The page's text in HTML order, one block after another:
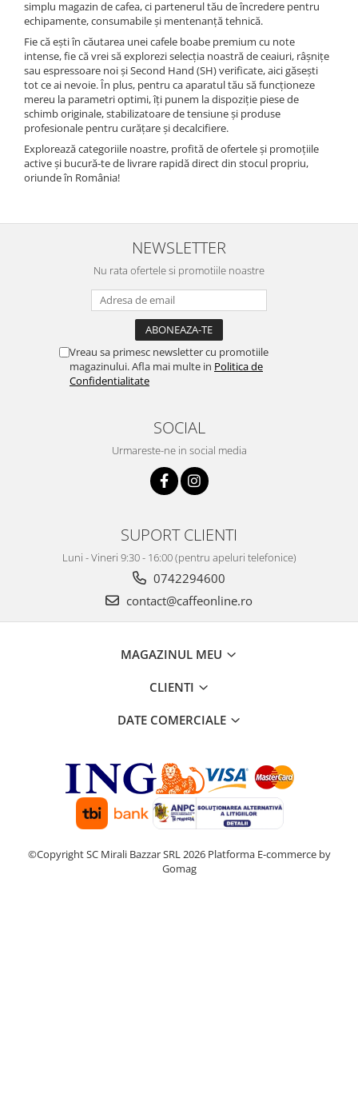
simplu magazin de cafea, ci partenerul tău de încredere pentru
echipamente, consumabile și mentenanță tehnică.
Fie că ești în căutarea unei cafele boabe premium cu note
intense, fie că vrei să explorezi selecția noastră de ceaiuri, râșnițe
sau espressoare noi și Second Hand (SH) verificate, aici găsești
tot ce ai nevoie. În plus, pentru ca aparatul tău să funcționeze
mereu la parametri optimi, îți punem la dispoziție piese de
schimb originale, stabilizatoare de tensiune și produse
profesionale pentru curățare și decalcifiere.
Explorează categoriile noastre, profită de ofertele și promoțiile
active și bucură-te de livrare rapidă direct din stocul propriu,
oriunde în România!
NEWSLETTER
Nu rata ofertele si promotiile noastre
Vreau sa primesc newsletter cu promotiile
magazinului. Afla mai multe in Politica de
Confidentialitate
SOCIAL
Urmareste-ne in social media
SUPORT CLIENTI
Luni - Vineri 9:30 - 16:00 (pentru apeluri telefonice)
0742294600
contact@caffeonline.ro
MAGAZINUL MEU
CLIENTI
DATE COMERCIALE
©Copyright SC Mirali Bazzar SRL 2026 Platforma E-commerce by
Gomag